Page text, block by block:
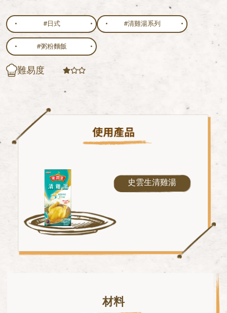
#日式 #清雞湯系列
#粥粉麵飯
難易度
史雲生清雞湯
材料